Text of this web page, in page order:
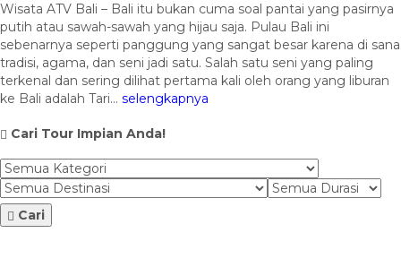
Wisata ATV Bali – Bali itu bukan cuma soal pantai yang pasirnya
putih atau sawah-sawah yang hijau saja. Pulau Bali ini
sebenarnya seperti panggung yang sangat besar karena di sana
tradisi, agama, dan seni jadi satu. Salah satu seni yang paling
terkenal dan sering dilihat pertama kali oleh orang yang liburan
ke Bali adalah Tari... selengkapnya
Cari Tour Impian Anda!
Cari